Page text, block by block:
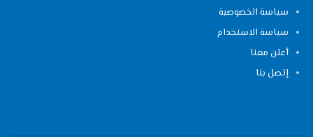
سياسة الخصوصية
سياسة الاستخدام
أعلن معنا
إتصل بنا